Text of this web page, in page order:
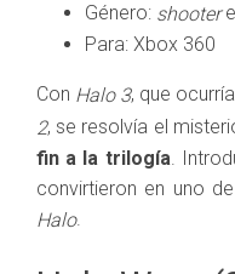
Género: shooter
Para: Xbox 360
Con Halo 3, que
2, se resolvía el
fin a la trilogía.
convirtieron en uno
Halo.